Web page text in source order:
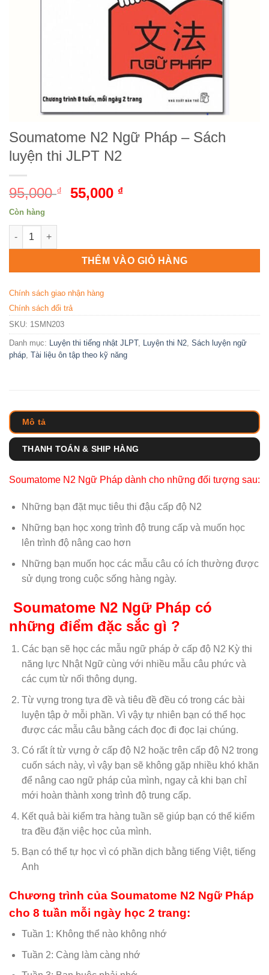
Soumatome N2 Ngữ Pháp – Sách
luyện thi JLPT N2
95,000₫
Giá
55,000 ₫
55,000 ₫.
Còn hàng
Soumatome N2 Ngữ Pháp - Sách luyện thi JLPT N2 số lượng
THÊM VÀO GIỎ HÀNG
Chính sách giao nhận hàng
Chính sách đổi trả
SKU: 1SMN203
Danh mục: Luyện thi tiếng nhật JLPT, Luyện thi N2 Sách luyện ngữ
pháp Tài liệu ôn tập theo kỹ năng
Mô tả
THANH TOÁN & SHIP HÀNG
Soumatome N2 Ngữ Pháp dành cho những đối tượng sau:
Những bạn đặt mục tiêu thi đậu cấp độ N2
Những bạn học xong trình độ trung cấp và muốn học
lên trình độ nâng cao hơn
Những bạn muốn học các mẫu câu có ích thường được
sử dụng trong cuộc sống hàng ngày.
Soumatome N2 Ngữ Pháp có
những điểm đặc sắc gì ?
Các bạn sẽ học các mẫu ngữ pháp ở cấp độ N2 Kỳ thi
năng lực Nhật Ngữ cùng với nhiều mẫu câu phức và
các cụm từ nối thông dụng.
Từ vựng trong tựa đề và tiêu đề đều có trong các bài
luyện tập ở mỗi phần. Vì vậy tự nhiên bạn có thể học
được các mẫu câu bằng cách đọc đi đọc lại chúng.
Có rất ít từ vựng ở cấp độ N2 hoặc trên cấp độ N2 trong
cuốn sách này, vì vậy bạn sẽ không gặp nhiều khó khăn
để nâng cao ngữ pháp của mình, ngay cả khi bạn chỉ
mới hoàn thành xong trình độ trung cấp.
Kết quả bài kiểm tra hàng tuần sẽ giúp bạn có thể kiểm
tra đều đặn việc học của mình.
Bạn có thể tự học vì có phần dịch bằng tiếng Việt, tiếng
Anh
Chương trình của Soumatome N2 Ngữ Pháp
cho 8 tuần mỗi ngày học 2 trang:
Tuần 1: Không thể nào không nhớ
Tuần 2: Càng làm càng nhớ